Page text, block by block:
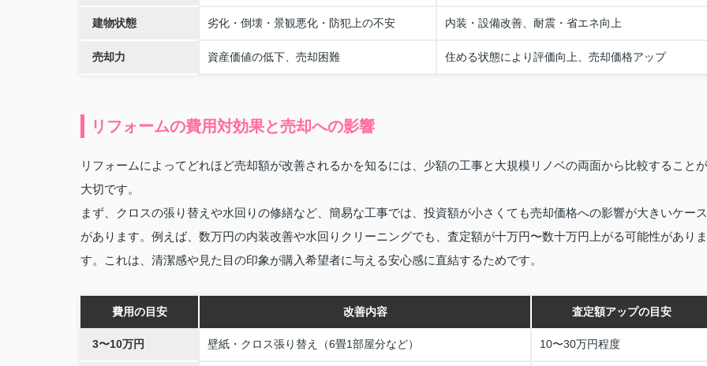
建物状態 劣化・倒壊・景観悪化・防犯上の不安 内装・設備改善、耐震・省エネ向上
売却力 資産価値の低下、売却困難 住める状態により評価向上、売却価格アップ
リフォームの費用対効果と売却への影響
リフォームによってどれほど売却額が改善されるかを知るには、少額の工事と大規模リノベの両面から比較することが
大切です。
まず、クロスの張り替えや水回りの修繕など、簡易な工事では、投資額が小さくても売却価格への影響が大きいケース
があります。例えば、数万円の内装改善や水回りクリーニングでも、査定額が十万円〜数十万円上がる可能性がありま
す。これは、清潔感や見た目の印象が購入希望者に与える安心感に直結するためです。
費用の目安 改善内容 査定額アップの目安
3〜10万円 壁紙・クロス張り替え（6畳1部屋分など） 10〜30万円程度